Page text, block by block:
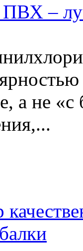
ПВХ –
а не